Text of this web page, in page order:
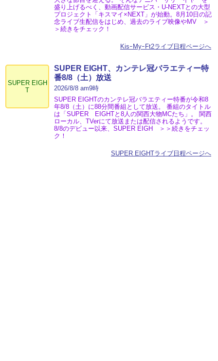
盛り上げるべく、動画配信サービス・U-NEXTとの大型
プロジェクト「キスマイ×NEXT」が始動。8月10日の記
念ライブ生配信をはじめ、過去のライブ映像やMV ＞
＞続きをチェック！
KisｰMyｰFt2ライブ日程ページへ
SUPER EIGH
T
SUPER EIGHT、カンテレ冠バラエティー特
番8/8（土）放送
2026/8/8 am9時
SUPER EIGHTのカンテレ冠バラエティー特番が令和8
年8/8（土）に88分間番組として放送。 番組のタイトル
は「SUPER EIGHTと8人の関西大物MCたち」。 関西
ローカル、TVerにて放送または配信されるようです。
8/8のデビュー以来、SUPER EIGH ＞＞続きをチェッ
ク！
SUPER EIGHTライブ日程ページへ